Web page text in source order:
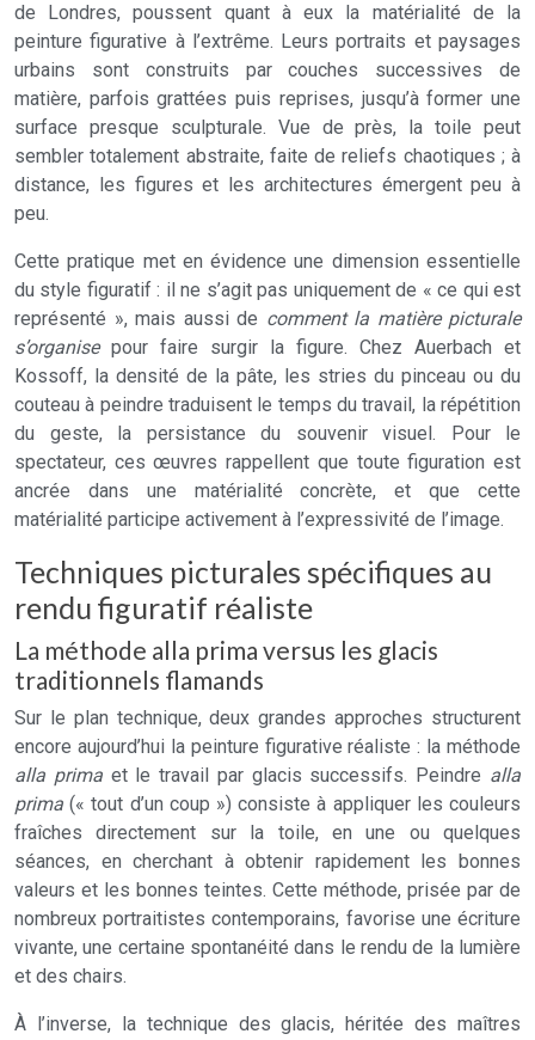
de Londres, poussent quant à eux la matérialité de la
peinture figurative à l’extrême. Leurs portraits et paysages
urbains sont construits par couches successives de
matière, parfois grattées puis reprises, jusqu’à former une
surface presque sculpturale. Vue de près, la toile peut
sembler totalement abstraite, faite de reliefs chaotiques ; à
distance, les figures et les architectures émergent peu à
peu.
Cette pratique met en évidence une dimension essentielle
du style figuratif : il ne s’agit pas uniquement de « ce qui est
représenté », mais aussi de comment la matière picturale
s’organisepour faire surgir la figure. Chez Auerbach et
Kossoff, la densité de la pâte, les stries du pinceau ou du
couteau à peindre traduisent le temps du travail, la répétition
du geste, la persistance du souvenir visuel. Pour le
spectateur, ces œuvres rappellent que toute figuration est
ancrée dans une matérialité concrète, et que cette
matérialité participe activement à l’expressivité de l’image.
Techniques picturales spécifiques au
rendu figuratif réaliste
La méthode alla prima versus les glacis
traditionnels flamands
Sur le plan technique, deux grandes approches structurent
encore aujourd’hui la peinture figurative réaliste : la méthode
alla primaet le travail par glacis successifs. Peindre alla
prima (« tout d’un coup ») consiste à appliquer les couleurs
fraîches directement sur la toile, en une ou quelques
séances, en cherchant à obtenir rapidement les bonnes
valeurs et les bonnes teintes. Cette méthode, prisée par de
nombreux portraitistes contemporains, favorise une écriture
vivante, une certaine spontanéité dans le rendu de la lumière
et des chairs.
À l’inverse, la technique des glacis, héritée des maîtres